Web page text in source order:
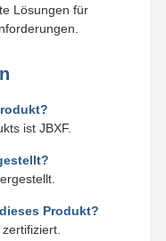
Lösungen für
ist JBXF.
Produkt?